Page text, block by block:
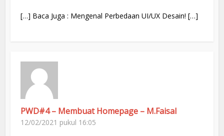
[…] Baca Juga : Mengenal Perbedaan UI/UX Desain! […]
PWD#4 – Membuat Homepage – M.Faisal
12/02/2021 pukul 16:05